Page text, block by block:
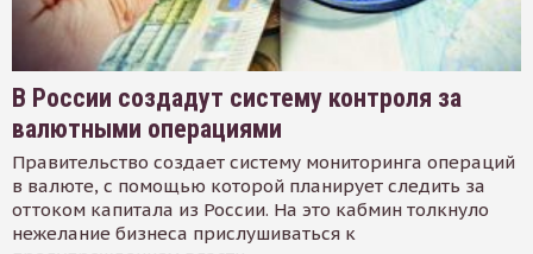
В России создадут систему контроля за
валютными операциями
Правительство создает систему мониторинга операций
в валюте, с помощью которой планирует следить за
оттоком капитала из России. На это кабмин толкнуло
нежелание бизнеса прислушиваться к